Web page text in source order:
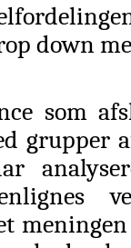
down
som
grupper